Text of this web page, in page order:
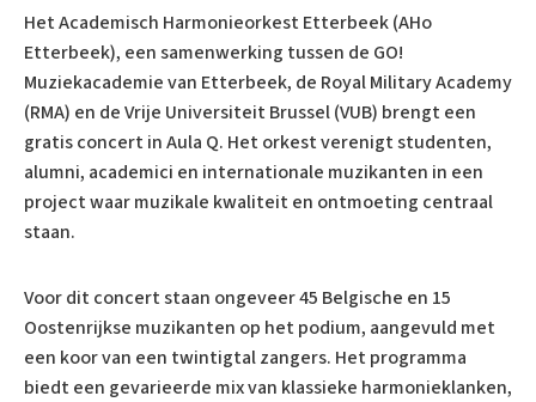
Het Academisch Harmonieorkest Etterbeek (AHo
Etterbeek), een samenwerking tussen de GO!
Muziekacademie van Etterbeek, de Royal Military Academy
(RMA) en de Vrije Universiteit Brussel (VUB) brengt een
gratis concert in Aula Q. Het orkest verenigt studenten,
alumni, academici en internationale muzikanten in een
project waar muzikale kwaliteit en ontmoeting centraal
staan.
​Voor dit concert staan ongeveer 45 Belgische en 15
Oostenrijkse muzikanten op het podium, aangevuld met
een koor van een twintigtal zangers. Het programma
biedt een gevarieerde mix van klassieke harmonieklanken,